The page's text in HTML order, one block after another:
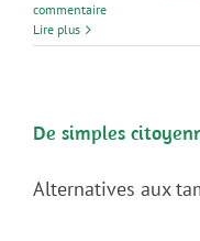
commentaire
Lire plus
De simples
Alternatives aux